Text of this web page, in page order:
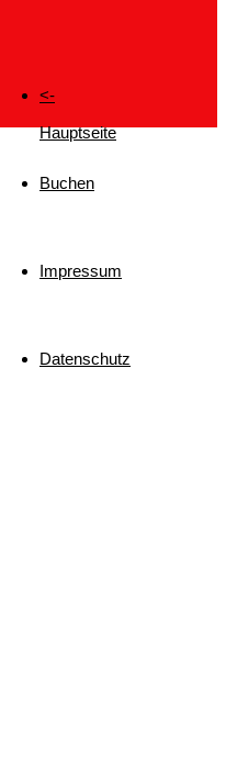
<-
Hauptseite
Buchen
Impressum
Datenschutz